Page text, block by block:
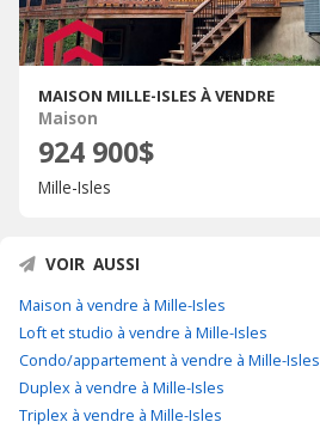
MAISON MILLE-ISLES À VENDRE
Maison
924 900$
Mille-Isles
VOIR AUSSI
Maison à vendre à Mille-Isles
Loft et studio à vendre à Mille-Isles
Condo/appartement à vendre à Mille-Isles
Duplex à vendre à Mille-Isles
Triplex à vendre à Mille-Isles